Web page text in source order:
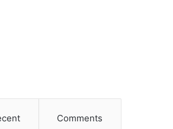
Comments